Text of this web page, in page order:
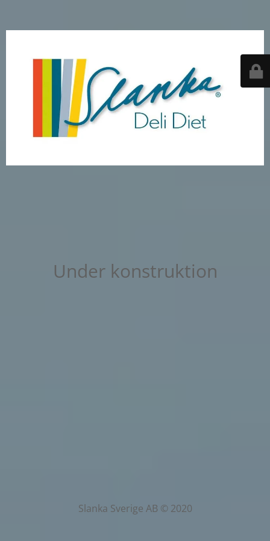
Under konstruktion
Slanka Sverige AB © 2020